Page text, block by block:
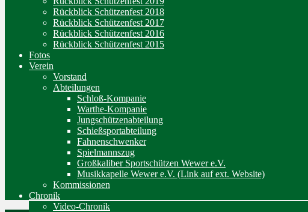
Rückblick Schützenfest 2018
Rückblick Schützenfest 2017
Rückblick Schützenfest 2016
Rückblick Schützenfest 2015
Fotos
Verein
Vorstand
Abteilungen
Schloß-Kompanie
Warthe-Kompanie
Jungschützenabteilung
Schießsportabteilung
Fahnenschwenker
Spielmannszug
Großkaliber Sportschützen Wewer e.V.
Musikkapelle Wewer e.V. (Link auf ext. Website)
Kommissionen
Chronik
Video-Chronik